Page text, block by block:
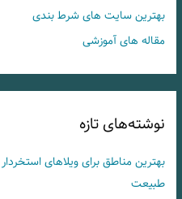
بهترین سایت های شرط بندی
مقاله های آموزشی
نوشته‌های تازه
بهترین مناطق برای ویلاهای
طبیعت